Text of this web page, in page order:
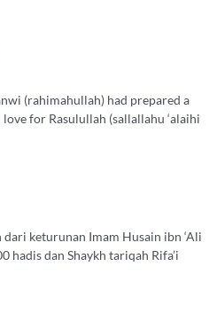
(rahimahullah) had prepared a
for Rasulullah (sallallahu ‘alaihi